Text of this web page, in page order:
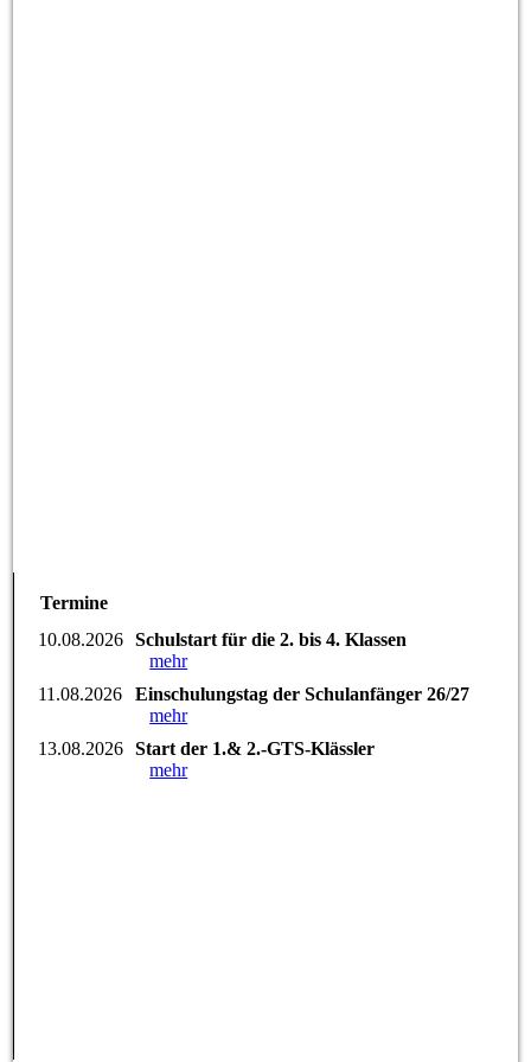
Termine
10.08.2026
Schulstart für die 2. bis 4. Klassen
mehr
11.08.2026
Einschulungstag der Schulanfänger 26/27
mehr
13.08.2026
Start der 1.& 2.-GTS-Klässler
mehr